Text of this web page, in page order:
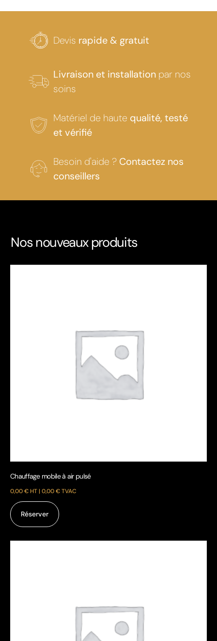
Devis rapide & gratuit
Livraison et installation par nos
soins
Matériel de haute qualité, testé
et vérifié
Besoin d'aide ? Contactez nos
conseillers